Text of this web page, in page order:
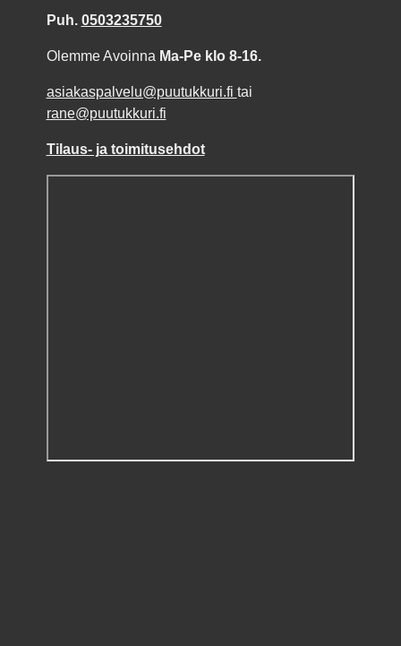
Puh. 0503235750
Olemme Avoinna Ma-Pe klo 8-16.
asiakaspalvelu@puutukkuri.fi tai
rane@puutukkuri.fi
Tilaus- ja toimitusehdot